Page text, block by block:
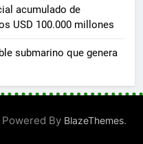
acumulado de
USD 100.000 millones
submarino que genera
By BlazeThemes.